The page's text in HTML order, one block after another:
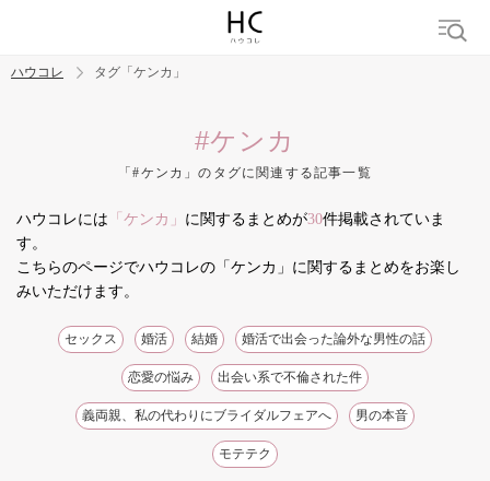
結婚 セックス カップル 男の本音 モテテク 婚活
ハウコレ タグ「ケンカ」
#ケンカ
「#ケンカ」のタグに関連する記事一覧
ハウコレには 「ケンカ」 に関するまとめが30件掲載されていま
す。
こちらのページでハウコレの「ケンカ」に関するまとめをお楽し
みいただけます。
セックス 婚活 結婚 婚活で出会った論外な男性の話
恋愛の悩み 出会い系で不倫された件
義両親、私の代わりにブライダルフェアへ 男の本音
モテテク